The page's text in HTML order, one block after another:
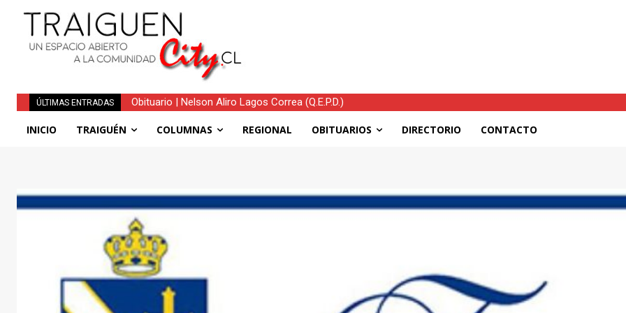
ÚLTIMAS ENTRADAS Obituario | Nelson Aliro Lagos Correa (Q.E.P.D.)
Traiguén consolida su recuperación tras el temporal: mejoran las condiciones, continúan las ayudas y
INICIO TRAIGUÉN COLUMNAS REGIONAL OBITUARIOS DIRECTORIO CONTACTO